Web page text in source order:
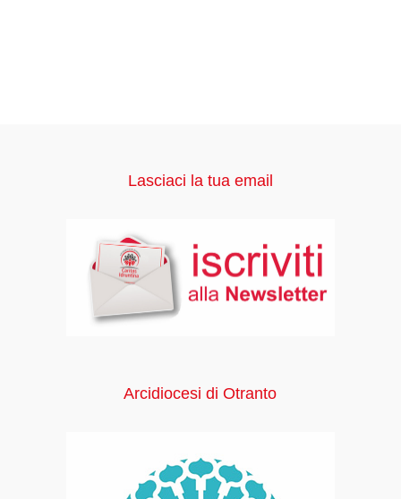
Lasciaci la tua email
Arcidiocesi di Otranto